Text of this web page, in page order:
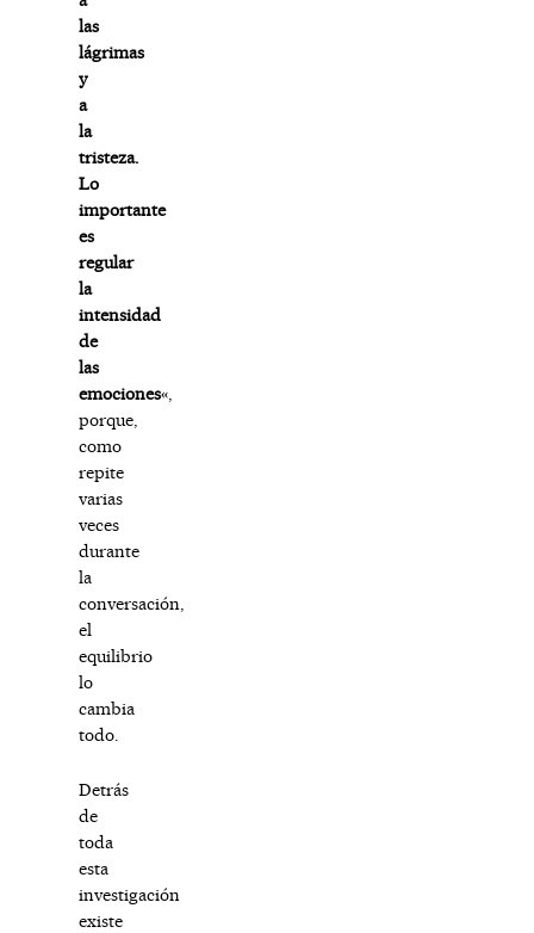
las
lágrimas
y
a
la
tristeza.
Lo
importante
es
regular
la
intensidad
de
las
emociones«,
porque,
como
repite
varias
veces
durante
la
conversación,
el
equilibrio
lo
cambia
todo.
Detrás
de
toda
esta
investigación
existe